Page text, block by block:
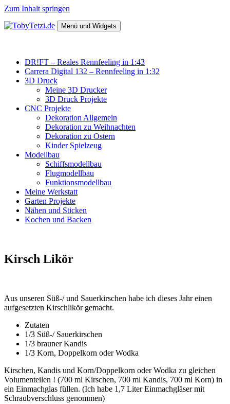
Zum Inhalt springen
Menü und Widgets
DR!FT – Reales Rennfeeling in 1:43
Carrera Digital 132 – Rennfeeling in 1:32
3D Druck
Meine 3D Drucker
3D Druck Projekte
CNC Projekte
Dekoration Allgemein
Dekoration zu Weihnachten
Dekoration zu Ostern
Kinder Spielzeug
Modellbau
Schiffsmodellbau
Flugmodellbau
Funktionsmodellbau
Meine Werkstatt
Garten Projekte
Nähen und Sticken
Kochen und Backen
Kirsch Likör
Aus unseren Süß-/ und Sauerkirschen habe ich dieses Jahr einen
aufgesetzten Kirschlikör gemacht.
Zutaten
1/3 Süß-/ Sauerkirschen
1/3 brauner Kandis
1/3 Korn, Doppelkorn oder Wodka
Kirschen, Kandis und Korn/Doppelkorn oder Wodka zu gleichen
Volumenteilen ! (700 ml Kirschen, 700 ml Kandis, 700 ml Korn) in
ein Einmachglas füllen. (Ich habe 1,7 Liter Einmachgläser mit
Schraubverschluss genommen)